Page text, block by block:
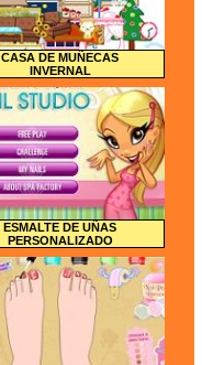
CASA DE MUÑECAS
INVERNAL
ESMALTE DE UÑAS
PERSONALIZADO